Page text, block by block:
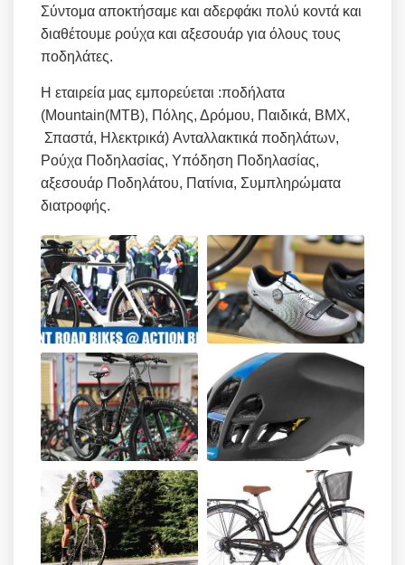
Σύντομα αποκτήσαμε και αδερφάκι πολύ κοντά και
διαθέτουμε ρούχα και αξεσουάρ για όλους τους
ποδηλάτες.
Η εταιρεία μας εμπορεύεται :ποδήλατα
(Mountain(MTB), Πόλης, Δρόμου, Παιδικά, BMX,
Σπαστά, Ηλεκτρικά) Ανταλλακτικά ποδηλάτων,
Ρούχα Ποδηλασίας, Υπόδηση Ποδηλασίας,
αξεσουάρ Ποδηλάτου, Πατίνια, Συμπληρώματα
διατροφής.